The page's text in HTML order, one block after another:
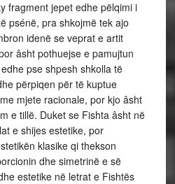
fragment jepet edhe pëlqimi i
psénë, pra shkojmë tek ajo
idenë se veprat e artit
âsht pothuejse e pamujtun
pse shpesh shkolla të
përpiqen për të kuptue
mjete racionale, por kjo âsht
e tillë. Duket se Fishta âsht në
e shijes estetike, por
klasike qi thekson
dhe simetrinë e së
estetike në letrat e Fishtës